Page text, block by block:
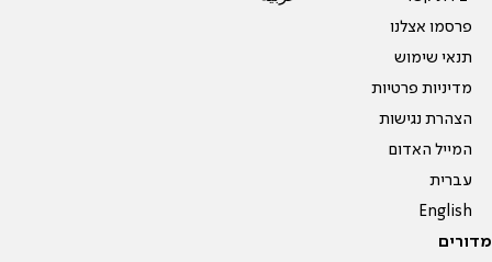
פרסמו אצלנו
תנאי שימוש
מדיניות פרטיות
הצהרת נגישות
המייל האדום
עברית
English
מדורים